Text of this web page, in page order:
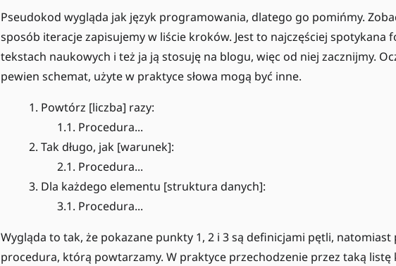
Pseudokod wygląda jak język programowania, dlatego go pomińmy.
sposób iteracje zapisujemy w liście kroków. Jest to najczęściej spotykana
tekstach naukowych i też ja ją stosuję na blogu, więc od niej zacznijmy.
pewien schemat, użyte w praktyce słowa mogą być inne.
Powtórz [liczba] razy:
Procedura...
Tak długo, jak [warunek]:
Procedura...
Dla każdego elementu [struktura danych]:
Procedura...
Wygląda to tak, że pokazane punkty 1, 2 i 3 są definicjami pętli,
procedura, którą powtarzamy. W praktyce przechodzenie przez taką listę